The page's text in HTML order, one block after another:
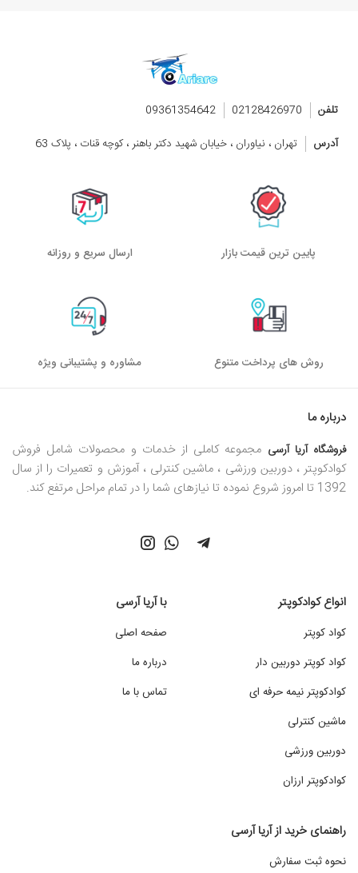
تلفن 02128426970
09361354642
آدرس
تهران ، نیاوران ، خیابان شهید دکتر باهنر ، کوچه قنات ، پلاک 63
پایین ترین قیمت بازار ارسال سریع و روزانه
روش های پرداخت متنوع مشاوره و پشتیبانی ویژه
درباره ما
فروشگاه آریا آرسی مجموعه کاملی از خدمات و محصولات شامل فروش
کوادکوپتر ، دوربین ورزشی ، ماشین کنترلی ، آموزش و تعمیرات را از سال
1392 تا امروز شروع نموده تا نیازهای شما را در تمام مراحل مرتفع کند.
انواع کوادکوپتر
کواد کوپتر
کواد کوپتر دوربین دار
کوادکوپتر نیمه حرفه ای
ماشین کنترلی
دوربین ورزشی
کوادکوپتر ارزان
با آریا آرسی
صفحه اصلی
درباره ما
تماس با ما
راهنمای خرید از آریا آرسی
نحوه ثبت سفارش